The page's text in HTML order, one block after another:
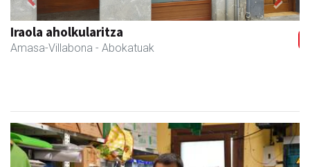
Eizmendi anaiak
Amasa-Villabona - Armategia
Previous Next